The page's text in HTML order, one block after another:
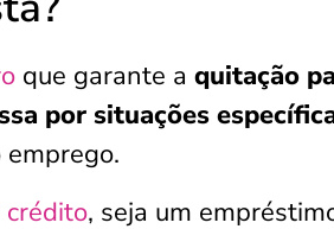
que garante a quitação
por situações
, seja um